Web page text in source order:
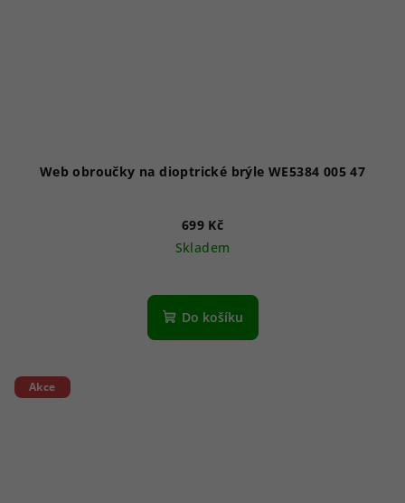
Web obroučky na dioptrické brýle WE5384 005 47
699 Kč
Skladem
Do košíku
Akce